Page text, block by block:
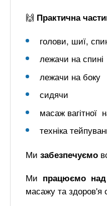
🙌 Практична
голови, шиї,
лежачи на спині
лежачи на боку
сидячи
масаж вагітної
техніка
Ми забезпечуємо
Ми працюємо
масажу та здоров'я